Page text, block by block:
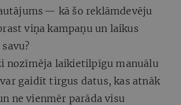
— kā šo reklāmdevēju
viņa kampaņu un laikus
nozīmēja laikietilpīgu manuālu
gaidīt tirgus datus, kas atnāk
ne vienmēr parāda visu